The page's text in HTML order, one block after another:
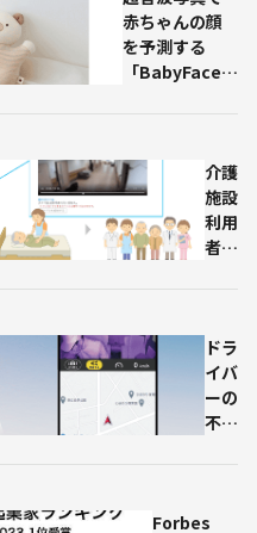
回 空戦
AIチャレ
ンジ〜シ
に挑戦し
う！〜」
が12月
赤ちゃんの顔
を予測する
「BabyFace」
介護
施設
利用
者の
落・
滑落
事故
を検
につ
ドラ
イバ
ーの
不安
監視
Forbes